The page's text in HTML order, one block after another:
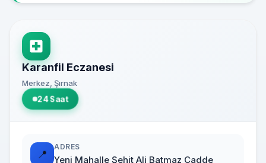
Karanfil Eczanesi
Merkez, Şırnak
24 Saat
📍
ADRES
Yeni Mahalle Şehit Ali Batmaz Cadde